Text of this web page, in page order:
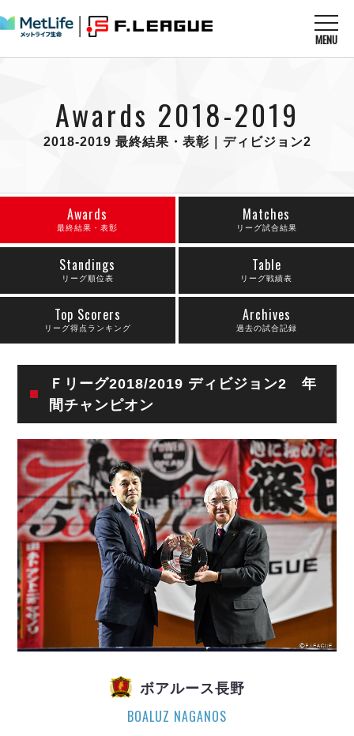
MENU
すべてのニュース
リーグ戦
U-23選抜
チケット
メディア情報
フットサル日本代表
その他
試合を観る MATCHES
試合日程
警告・退場・出場停止選手
個人ランキング｜ゴール
個人ランキング｜シュート
個人ランキング｜シュート成功率
個人ランキング｜第2PK
メットライフ生命Ｆ２リーグ
試合日程
順位表
戦績表
警告・退場・出場停止選手
個人ランキング｜ゴール
個人ランキング｜シュート
個人ランキング｜シュート成功率
個人ランキング｜第2PK
メットライフ生命Ｆリーグカップ 2026
メットライフ生命Ｆ１リーグ
エスポラーダ北海道
フウガドールすみだ
しながわシティ
ペスカドーラ町田
湘南ベルマーレ
ボアルース長野
名古屋オーシャンズ
シュライカー大阪
ボルクバレット北九州
バサジィ大分
メットライフ生命Ｆ２リーグ
ヴォスクオーレ仙台
マルバ水戸FC
リガーレヴィア葛飾
Y．S．C．C．横浜
アグレミーナ浜松
チケットを買う
アリーナ情報 ARENA
リーグ概要
日本フットサルリーグについて
大会概要
リーグ要項
クラブライセンス関連
アリーナ観戦マナー&ルール
過去の記録 ARCHIVE
過去の試合記録
ディビジョン1 試合記録
ディビジョン2 試合記録
Ｆリーグカップ 試合記録
リーグ統計データ
記念ゴール
ハットトリック
選手の通算記録（Ｆ１）
プロジェクト PROJECT
ABeam AWARD
DIVISION01
02
Awards 2018-2019
2018-2019 最終結果・表彰｜ディビジョン2
Awards
最終結果・表彰
Matches
リーグ試合結果
Standings
リーグ順位表
Table
リーグ戦績表
Top Scorers
リーグ得点ランキング
Archives
過去の試合記録
Ｆリーグ2018/2019 ディビジョン2 年
間チャンピオン
ボアルース長野
BOALUZ NAGANOS